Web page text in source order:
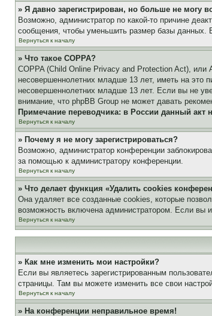
» Я давно зарегистрирован, но больше не могу
Возможно, администратор по какой-то причине
сообщения, чтобы уменьшить размер базы данных.
Вернуться к началу
» Что такое COPPA?
COPPA (Child Online Privacy and Protection Act), или
несовершеннолетних младше 13 лет, иметь на это
несовершеннолетних младше 13 лет. Если вы не
внимание, что phpBB Group не может давать
Примечание переводчика: в России данный акт
Вернуться к началу
» Почему я не могу зарегистрироваться?
Возможно, администратор конференции
за помощью к администратору конференции.
Вернуться к началу
» Что делает функция «Удалить cookies
Она удаляет все созданные cookies, которые
возможность включена администратором. Если вы
Вернуться к началу
» Как мне изменить мои настройки?
Если вы являетесь зарегистрированным
страницы. Там вы можете изменить все свои
Вернуться к началу
» На конференции неправильное время!